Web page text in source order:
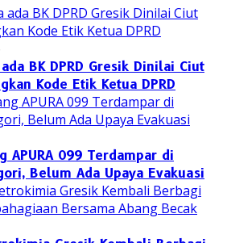
BK DPRD Gresik Dinilai Ciut
Kode Etik Ketua DPRD
APURA 099 Terdampar di
Belum Ada Upaya Evakuasi